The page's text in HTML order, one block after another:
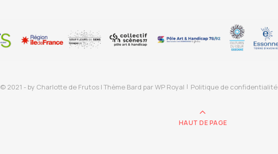
© 2021 - by Charlotte de Frutos |Thème Bard parWP Royal Politique de confidentialité
HAUT DE PAGE